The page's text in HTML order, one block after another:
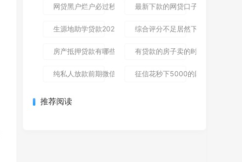
网贷黑户烂户必过秒下款9月高通过率指南！顺便整理这5个
最新下款的网贷口子论坛,全网收
生源地助学贷款2025年发放时间及到账流程详解
综合评分不足居然下款了,简单汇
房产抵押贷款有哪些风险？一文讲清所有风险点，新手办理
有贷款的房子卖的时候贷款怎么
纯私人放款前期微信私人贷,为您介绍5款包下款的黑户口子
征信花秒下5000的网贷哪个还能
推荐阅读